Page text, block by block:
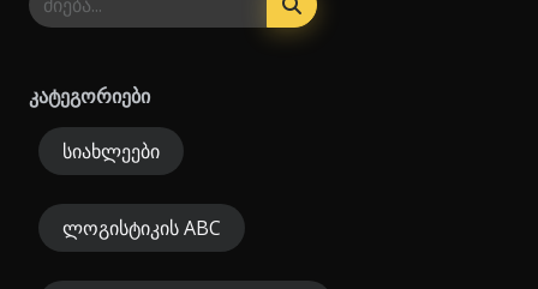
კატეგორიები
სიახლეები
ლოგისტიკის ABC